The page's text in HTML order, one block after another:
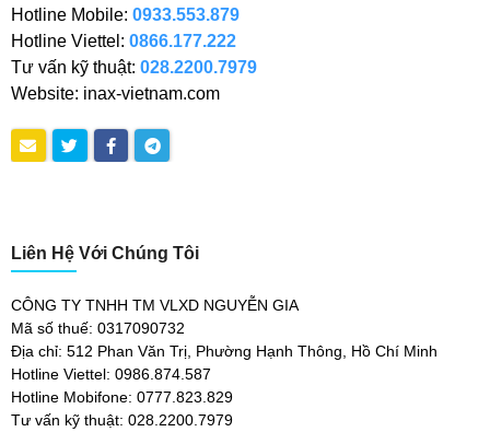
Hotline Mobile: 0933.553.879
Hotline Viettel: 0866.177.222
Tư vấn kỹ thuật: 028.2200.7979
Website: inax-vietnam.com
Liên Hệ Với Chúng Tôi
CÔNG TY TNHH TM VLXD NGUYỄN GIA
Mã số thuế: 0317090732
Địa chỉ: 512 Phan Văn Trị, Phường Hạnh Thông, Hồ Chí Minh
Hotline Viettel: 0986.874.587
Hotline Mobifone: 0777.823.829
Tư vấn kỹ thuật: 028.2200.7979